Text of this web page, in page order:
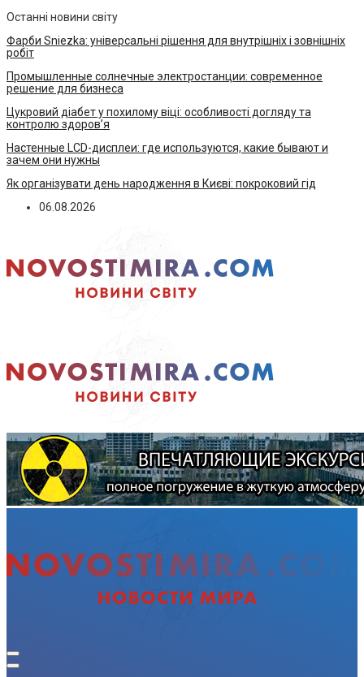
Останні новини світу
Фарби Sniezka: універсальні рішення для внутрішніх і зовнішніх
робіт
Промышленные солнечные электростанции: современное
решение для бизнеса
Цукровий діабет у похилому віці: особливості догляду та
контролю здоров’я
Настенные LCD-дисплеи: где используются, какие бывают и
зачем они нужны
Як організувати день народження в Києві: покроковий гід
06.08.2026